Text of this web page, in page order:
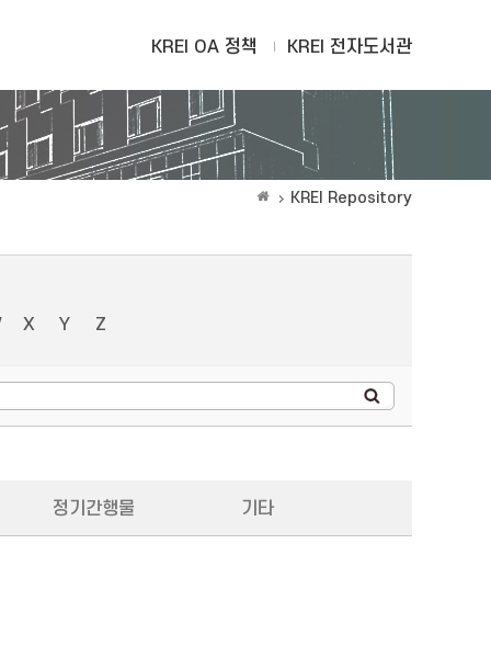
KREI OA 정책 KREI 전자도서관
KREI Repository
X Y Z
정기간행물 기타